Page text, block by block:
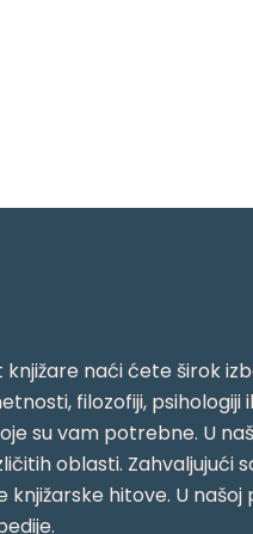
naći ćete širok
filozofiji,
su vam potrebne. U
oblasti.
knjižarske hitove. U